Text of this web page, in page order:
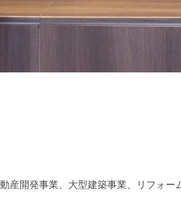
開発事業、大型建築事業、リフォー